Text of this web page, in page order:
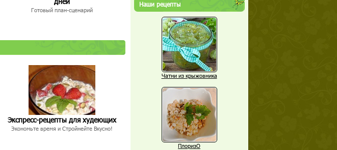
Готовый план-сценарий
Экспресс-рецепты для худеющих
Экономьте время и Стройнейте Вкусно!
Наши рецепты
Чатни из крыжовника
ПлоризО